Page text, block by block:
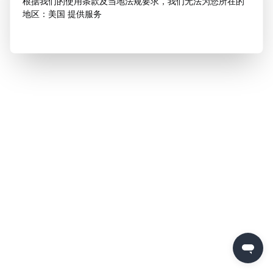
地区：美国 提供服务